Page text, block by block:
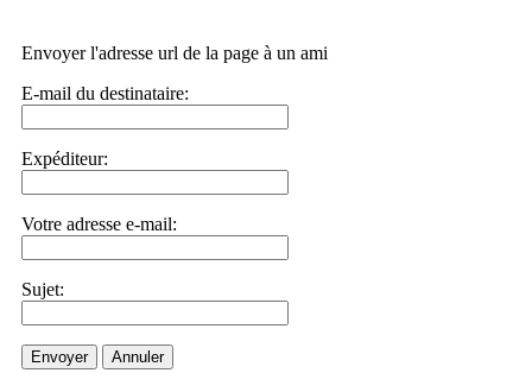
Envoyer l'adresse url de la page à un ami
E-mail du destinataire:
Expéditeur:
Votre adresse e-mail:
Sujet:
Envoyer Annuler